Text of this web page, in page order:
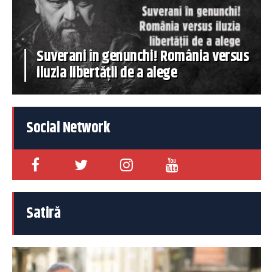
Suverani în genunchi! România versus
iluzia libertății de a alege
Social Network
Satiră